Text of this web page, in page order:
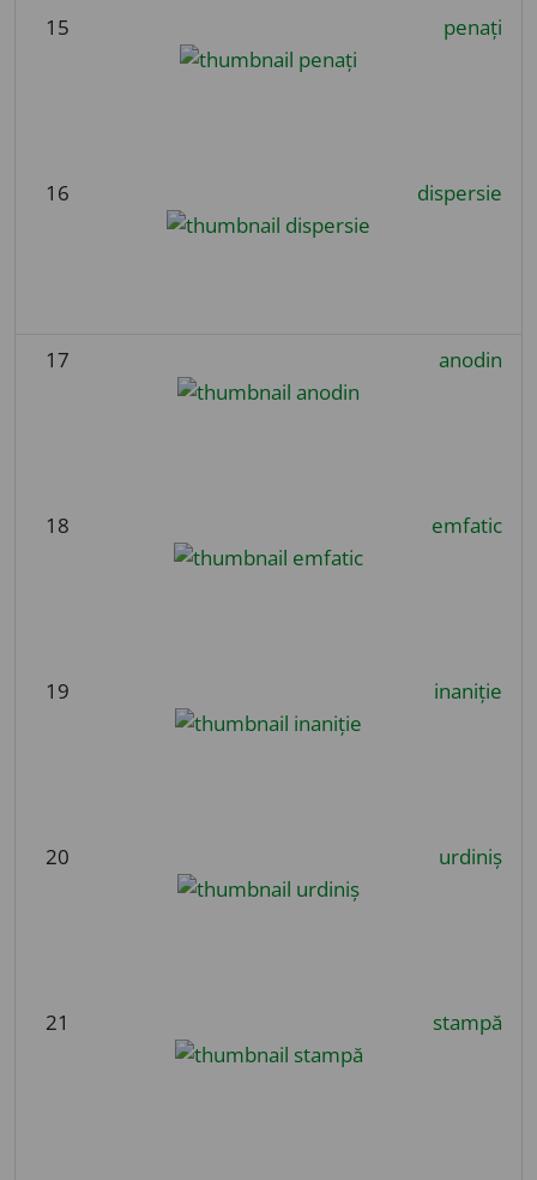
15 penați
16 dispersie
17 anodin
18 emfatic
19 inaniție
20 urdiniș
21 stampă